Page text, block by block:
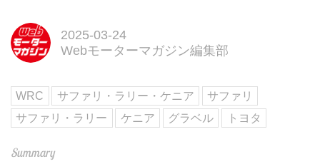
2025-03-24
Webモーターマガジン編集部
WRC サファリ・ラリー・ケニア
サファリ
サファリ・ラリー
ケニア グラベル トヨタ